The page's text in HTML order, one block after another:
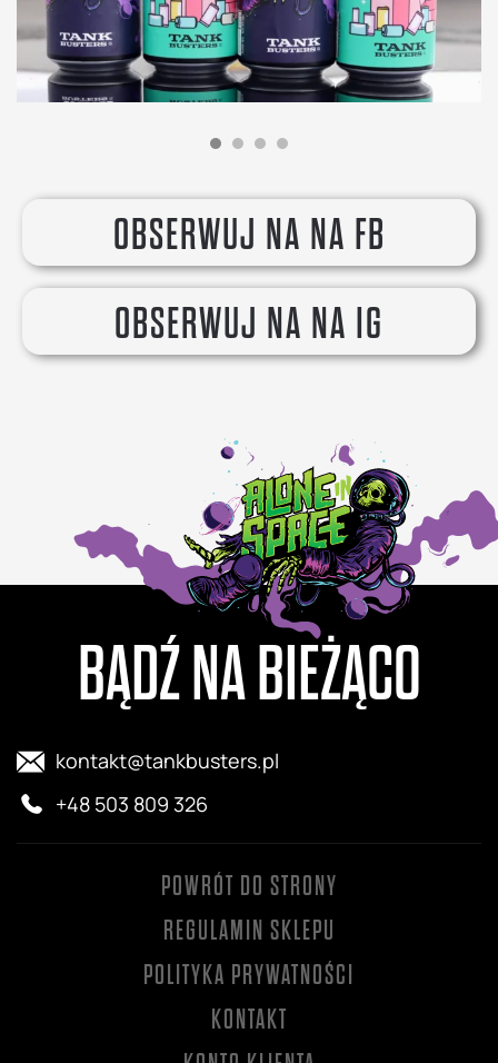
OBSERWUJ NA NA FB
OBSERWUJ NA NA IG
BĄDŹ NA BIEŻĄCO
kontakt@tankbusters.pl
+48 503 809 326
POWRÓT DO STRONY
REGULAMIN SKLEPU
POLITYKA PRYWATNOŚCI
KONTAKT